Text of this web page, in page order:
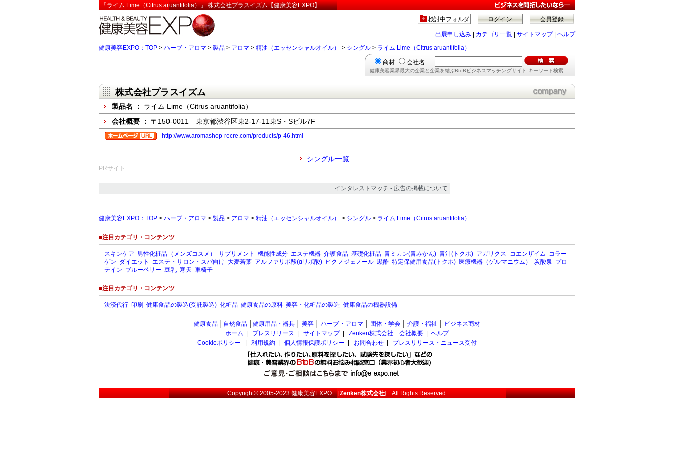
「ライム Lime（Citrus aruantifolia）」:株式会社プラスイズム【健康美容EXPO】
会員登録
ログイン
検討中フォルダ
出展申し込み カテゴリ一覧 サイトマップ| ヘルプ
健康美容EXPO：TOP > ハーブ・アロマ > 製品 > アロマ > 精油（エッセンシャルオイル） > シングル > ライム Lime（Citrus aruantifolia）
商材 会社名
健康美容業界最大の企業と企業を結ぶBtoBビジネスマッチングサイト キーワード検索
株式会社プラスイズム
製品名 ： ライム Lime（Citrus aruantifolia）
会社概要 ： 〒150-0011 東京都渋谷区東2-17-11東S・Sビル7F
http://www.aromashop-recre.com/products/p-46.html
シングル一覧
PRサイト
インタレストマッチ - 広告の掲載について
健康美容EXPO：TOP > ハーブ・アロマ > 製品 > アロマ > 精油（エッセンシャルオイル） > シングル > ライム Lime（Citrus aruantifolia）
■注目カテゴリ・コンテンツ
スキンケア 男性化粧品（メンズコスメ） サプリメント 機能性成分 エステ機器 介護食品 基礎化粧品 青ミカン(青みかん) 青汁(トクホ) アガリクス コエンザイム コラー
ゲン ダイエット エステ・サロン・スパ向け 大麦若葉 アルファリポ酸(αリポ酸) ピクノジェノール 黒酢 特定保健用食品(トクホ) 医療機器（ゲルマニウム） 炭酸泉 プロ
テイン ブルーベリー 豆乳 寒天 車椅子
■注目カテゴリ・コンテンツ
決済代行 印刷 健康食品の製造(受託製造) 化粧品 健康食品の原料 美容・化粧品の製造 健康食品の機器設備
健康食品 自然食品 健康用品・器具 美容 ハーブ・アロマ 団体・学会 介護・福祉
ビジネス商材
ホーム
プレスリリース サイトマップ| Zenken株式会社 会社概要
ヘルプ
Cookieポリシー
利用規約 個人情報保護ポリシー お問合わせ プレスリリース・ニュース受付
Copyright© 2005-2023健康美容EXPO[Zenken株式会社] All Rights Reserved.